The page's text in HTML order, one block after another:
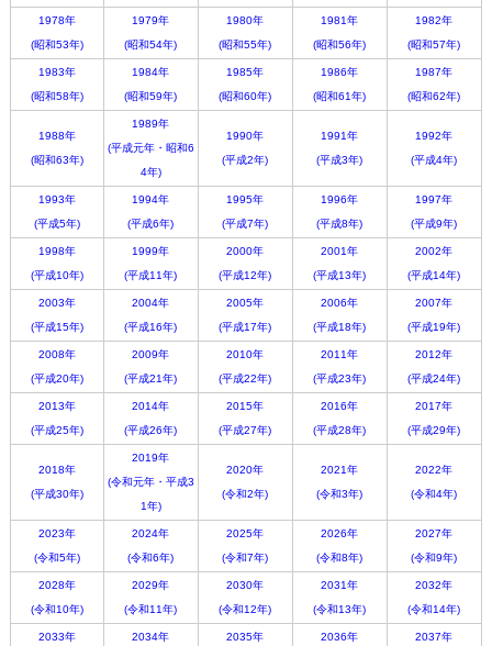
1978年
(昭和53年)
1979年
(昭和54年)
1980年
(昭和55年)
1981年
(昭和56年)
1982年
(昭和57年)
1983年
(昭和58年)
1984年
(昭和59年)
1985年
(昭和60年)
1986年
(昭和61年)
1987年
(昭和62年)
1988年
(昭和63年)
1989年
(平成元年・昭和6
4年)
1990年
(平成2年)
1991年
(平成3年)
1992年
(平成4年)
1993年
(平成5年)
1994年
(平成6年)
1995年
(平成7年)
1996年
(平成8年)
1997年
(平成9年)
1998年
(平成10年)
1999年
(平成11年)
2000年
(平成12年)
2001年
(平成13年)
2002年
(平成14年)
2003年
(平成15年)
2004年
(平成16年)
2005年
(平成17年)
2006年
(平成18年)
2007年
(平成19年)
2008年
(平成20年)
2009年
(平成21年)
2010年
(平成22年)
2011年
(平成23年)
2012年
(平成24年)
2013年
(平成25年)
2014年
(平成26年)
2015年
(平成27年)
2016年
(平成28年)
2017年
(平成29年)
2018年
(平成30年)
2019年
(令和元年・平成3
1年)
2020年
(令和2年)
2021年
(令和3年)
2022年
(令和4年)
2023年
(令和5年)
2024年
(令和6年)
2025年
(令和7年)
2026年
(令和8年)
2027年
(令和9年)
2028年
(令和10年)
2029年
(令和11年)
2030年
(令和12年)
2031年
(令和13年)
2032年
(令和14年)
2033年
2034年
2035年
2036年
2037年